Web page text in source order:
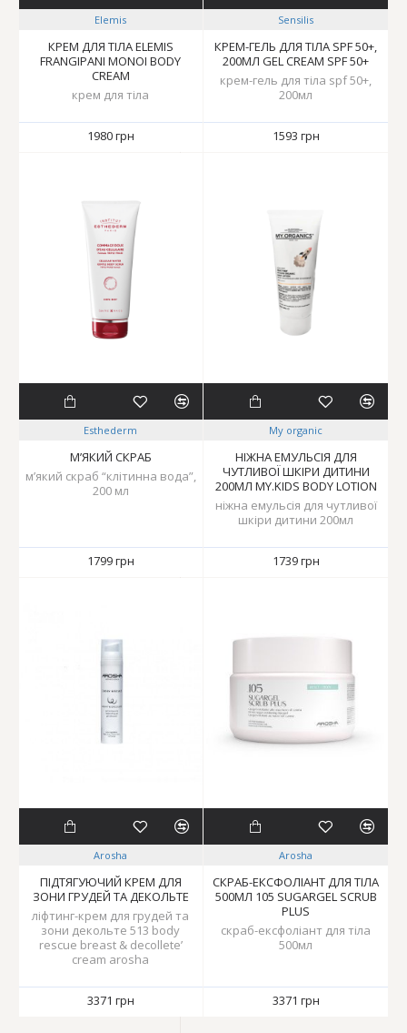
Elemis
КРЕМ ДЛЯ ТІЛА ELEMIS
FRANGIPANI MONOI BODY
CREAM
крем для тіла
1980 грн
Sensilis
КРЕМ-ГЕЛЬ ДЛЯ ТІЛА SPF 50+,
200МЛ GEL CREAM SPF 50+
крем-гель для тіла spf 50+,
200мл
1593 грн
Esthederm
М’ЯКИЙ СКРАБ
м’який скраб “клітинна вода”,
200 мл
1799 грн
My organic
НІЖНА ЕМУЛЬСІЯ ДЛЯ
ЧУТЛИВОЇ ШКІРИ ДИТИНИ
200МЛ MY.KIDS BODY LOTION
ніжна емульсія для чутливої
шкіри дитини 200мл
1739 грн
Arosha
ПІДТЯГУЮЧИЙ КРЕМ ДЛЯ
ЗОНИ ГРУДЕЙ ТА ДЕКОЛЬТЕ
ліфтинг-крем для грудей та
зони декольте 513 body
rescue breast & decollete’
cream arosha
3371 грн
Arosha
СКРАБ-ЕКСФОЛІАНТ ДЛЯ ТІЛА
500МЛ 105 SUGARGEL SCRUB
PLUS
скраб-ексфоліант для тіла
500мл
3371 грн